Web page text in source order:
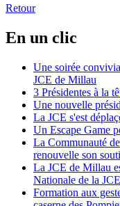
Retour
En un clic
Une soirée
JCE de Millau
3 Présidentes à la
Une nouvelle
La JCE s'est
Un Escape Game
La Communauté
renouvelle son
La JCE de Millau
Nationale de la
Formation aux